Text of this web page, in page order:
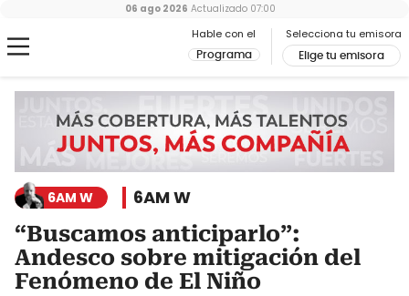
Hable con el
Programa
Selecciona tu emisora
Elige tu emisora
06 ago 2026 Actualizado 07:00
6AM W 6AM W
“Buscamos anticiparlo”:
Andesco sobre mitigación del
Fenómeno de El Niño